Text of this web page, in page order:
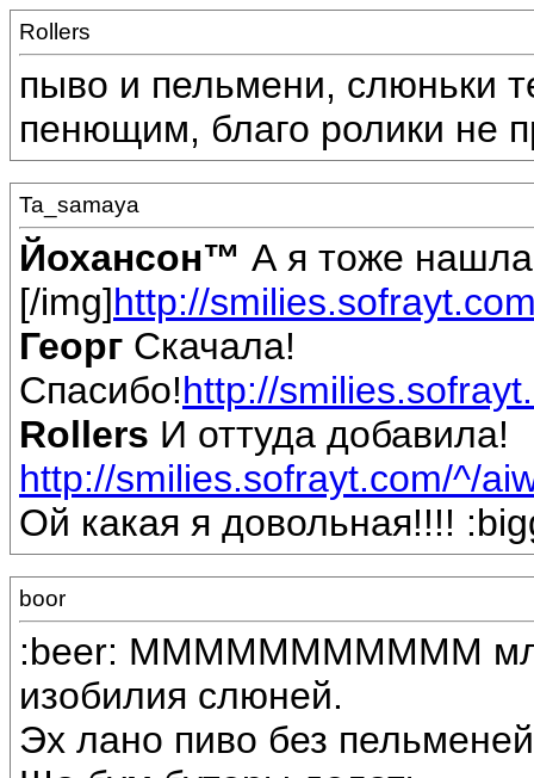
Rollers
пыво и пельмени, слюньки
пенющим, благо ролики не
Ta_samaya
Йохансон™ А я тоже нашла
[/img]http://
Георг Скачала!
Спасибо!http://
Rollers И оттуда добавила!
http://smilies.sofrayt.com/^/
Ой какая я довольная!!!!
boor
:beer: МММММММММММ
изобилия слюней.
Эх лано пиво без